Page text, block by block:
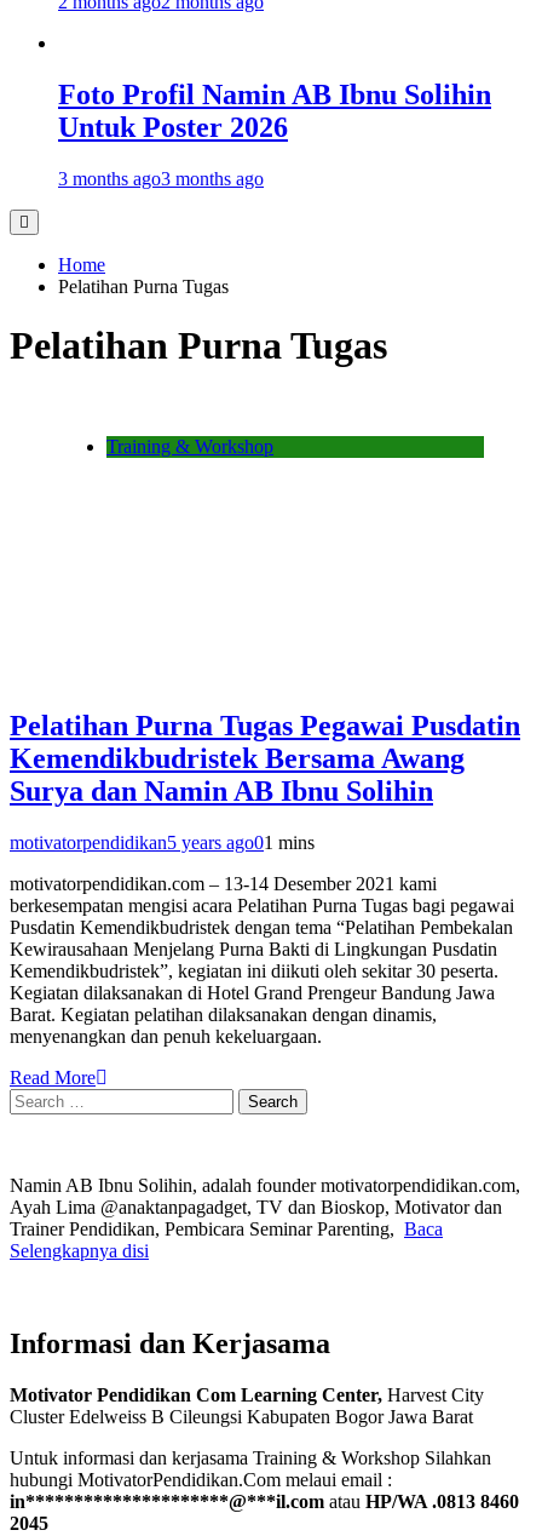
Foto Profil Namin AB Ibnu Solihin
Untuk Poster 2026
3 months ago3 months ago
Home
Pelatihan Purna Tugas
Pelatihan Purna Tugas
Training & Workshop
Pelatihan Purna Tugas Pegawai Pusdatin
Kemendikbudristek Bersama Awang
Surya dan Namin AB Ibnu Solihin
motivatorpendidikan5 years ago01 mins
motivatorpendidikan.com – 13-14 Desember 2021 kami
berkesempatan mengisi acara Pelatihan Purna Tugas bagi pegawai
Pusdatin Kemendikbudristek dengan tema “Pelatihan Pembekalan
Kewirausahaan Menjelang Purna Bakti di Lingkungan Pusdatin
Kemendikbudristek”, kegiatan ini diikuti oleh sekitar 30 peserta.
Kegiatan dilaksanakan di Hotel Grand Prengeur Bandung Jawa
Barat. Kegiatan pelatihan dilaksanakan dengan dinamis,
menyenangkan dan penuh kekeluargaan.
Read More
Search
for:
Namin AB Ibnu Solihin, adalah founder motivatorpendidikan.com,
Ayah Lima @anaktanpagadget, TV dan Bioskop, Motivator dan
Trainer Pendidikan, Pembicara Seminar Parenting, Baca
Selengkapnya disi
Informasi dan Kerjasama
Motivator Pendidikan Com Learning Center, Harvest City
Cluster Edelweiss B Cileungsi Kabupaten Bogor Jawa Barat
Untuk informasi dan kerjasama Training & Workshop Silahkan
hubungi MotivatorPendidikan.Com melaui email :
in*********************@***il.com atau HP/WA .0813 8460
2045